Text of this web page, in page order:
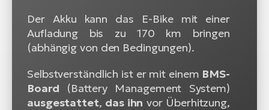
Der Akku kann das E-Bike mit einer
Aufladung bis zu 170 km bringen
(abhängig von den Bedingungen).
Selbstverständlich ist er mit einem BMS-
Board (Battery Management System)
ausgestattet, das ihn vor Überhitzung,